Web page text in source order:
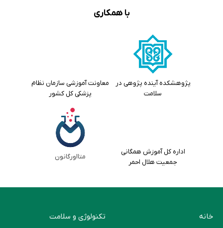
با همکاری
پژوهشکده آینده پژوهی در
سلامت
معاونت آموزشی سازمان نظام
پزشکی کل کشور
اداره کل آموزش همگانی
جمعیت هلال احمر
متااورگانون
خانه
تکنولوژی و سلامت